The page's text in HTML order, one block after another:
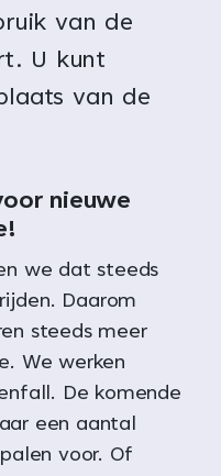
van de
U kunt
van de
nieuwe
we dat steeds
Daarom
steeds meer
We werken
De komende
een aantal
voor. Of